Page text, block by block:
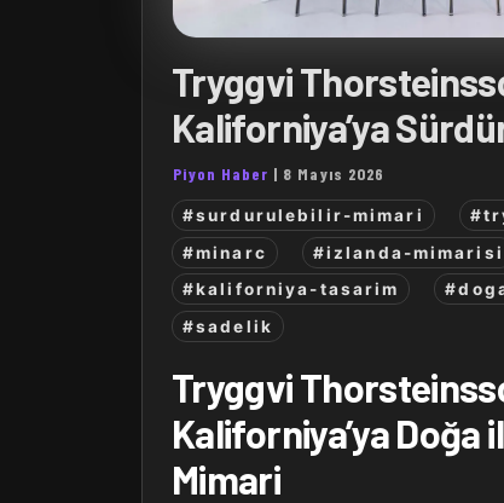
Tryggvi
Kaliforniya’ya
Piyon Haber | 8 Mayıs 2026
#surdurulebilir-mimari
#minarc
#izlanda-mimarisi
#kaliforniya-tasarim
#sadelik
Tryggvi
Kaliforniya’ya
Mimari